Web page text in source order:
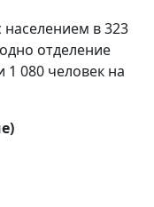
в 323
отделение
1 080 человек на